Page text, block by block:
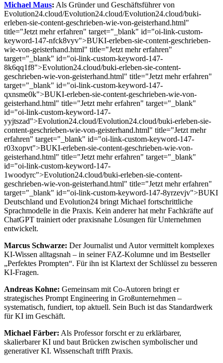
Michael Maus: Als Gründer und Geschäftsführer von
Evolution24.cloud/Evolution24.cloud/Evolution24.cloud/buki-
erleben-sie-content-geschrieben-wie-von-geisterhand.html"
title="Jetzt mehr erfahren" target="_blank" id="oi-link-custom-
keyword-147-nfck8vyv">BUKI-erleben-sie-content-geschrieben-
wie-von-geisterhand.html" title="Jetzt mehr erfahren"
target="_blank" id="oi-link-custom-keyword-147-
8k6qq1f8">Evolution24.cloud/buki-erleben-sie-content-
geschrieben-wie-von-geisterhand.html" title="Jetzt mehr erfahren"
target="_blank" id="oi-link-custom-keyword-147-
qxnsme0k">BUKI-erleben-sie-content-geschrieben-wie-von-
geisterhand.html" title="Jetzt mehr erfahren" target="_blank"
id="oi-link-custom-keyword-147-
yyjtszad">Evolution24.cloud/Evolution24.cloud/buki-erleben-sie-
content-geschrieben-wie-von-geisterhand.html" title="Jetzt mehr
erfahren" target="_blank" id="oi-link-custom-keyword-147-
r03xopvt">BUKI-erleben-sie-content-geschrieben-wie-von-
geisterhand.html" title="Jetzt mehr erfahren" target="_blank"
id="oi-link-custom-keyword-147-
1woodyrc">Evolution24.cloud/buki-erleben-sie-content-
geschrieben-wie-von-geisterhand.html" title="Jetzt mehr erfahren"
target="_blank" id="oi-link-custom-keyword-147-8yrzevjv">BUKI
Deutschland und Evolution24 bringt Michael fortschrittliche
Sprachmodelle in die Praxis. Kein anderer hat mehr Fachkräfte auf
ChatGPT trainiert oder praxisnahe Lösungen für Unternehmen
entwickelt.
Marcus Schwarze: Der Journalist und Autor vermittelt komplexes
KI-Wissen alltagsnah – in seiner FAZ-Kolumne und im Bestseller
„Perfektes Prompten“. Für ihn ist Klartext der Schlüssel zu besseren
KI-Fragen.
Andreas Kohne: Gemeinsam mit Co-Autoren bringt er
strategisches Prompt Engineering in Großunternehmen –
systematisch, fundiert, top aktuell. Sein Buch ist das Standardwerk
für KI im Geschäft.
Michael Färber: Als Professor forscht er zu erklärbarer,
skalierbarer KI und baut Brücken zwischen symbolischer und
generativer KI. Wissenschaft trifft Praxis.